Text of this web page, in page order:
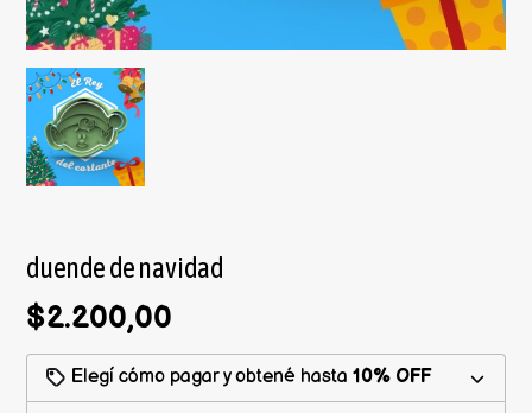
duende de navidad
$2.200,00
Elegí cómo pagar y obtené hasta10% OFF